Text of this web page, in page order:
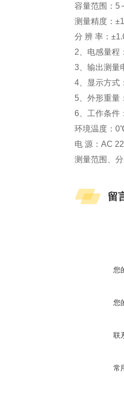
容量范围：5
测量精度：
分 辨 率：
2、电感量程
3、输出测量
4、显示方式
5、外形重量
6、工作条件
环境温度：
电 源：AC
测量范围、
留
您
您
联
常